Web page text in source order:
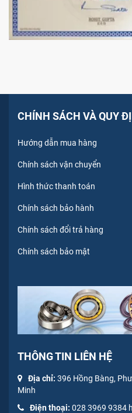
CHÍNH SÁCH VÀ QUY
Hướng dẫn mua hàng
Chính sách vận chuyển
Hình thức thanh toán
Chính sách bảo hành
Chính sách đổi trả hàng
Chính sách bảo mật
THÔNG TIN LIÊN HỆ
Địa chỉ: 396 Hồng Bàng,
Minh
Điện thoại: 028 3969 9384